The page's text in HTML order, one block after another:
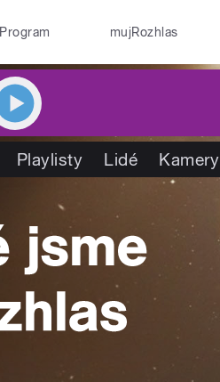
Program mujRozhlas
Playlisty Lidé Kamery